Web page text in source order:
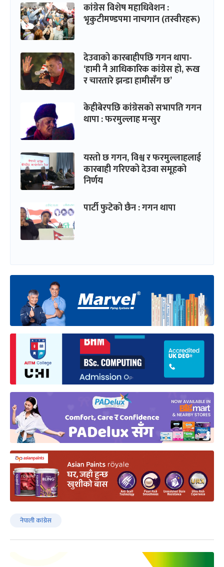
कांग्रेस विशेष महाधिवेशन :
भृकुटीमण्डपमा नाचगान (तस्वीरहरू)
देउवाको कारबाहीपछि गगन थापा-
‘हामी नै आधिकारिक कांग्रेस हो, रूख
र चारतारे झन्डा हामीसँग छ’
केहीबेरपछि कांग्रेसको सभापति गगन
थापा : फरमुल्लाह मन्सुर
यस्तो छ गगन, विश्व र फरमुल्लाहलाई
कारबाही गरिएको देउवा समूहको
निर्णय
पार्टी फुटेको छैन : गगन थापा
नेपाली कांग्रेस